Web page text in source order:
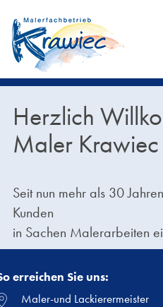
Herzlich
Maler Krawiec
Seit nun mehr als 30
Kunden
in Sachen Malerarbeiten
erreichen Sie uns:
Maler-und Lackierermeister